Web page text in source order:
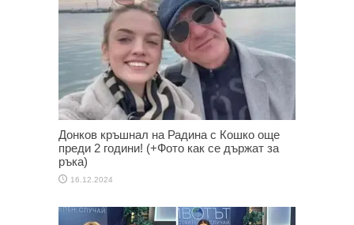
Донков кръшнал на Радина с Кошко още
преди 2 години! (+Фото как се държат за
ръка)
16.12.2024